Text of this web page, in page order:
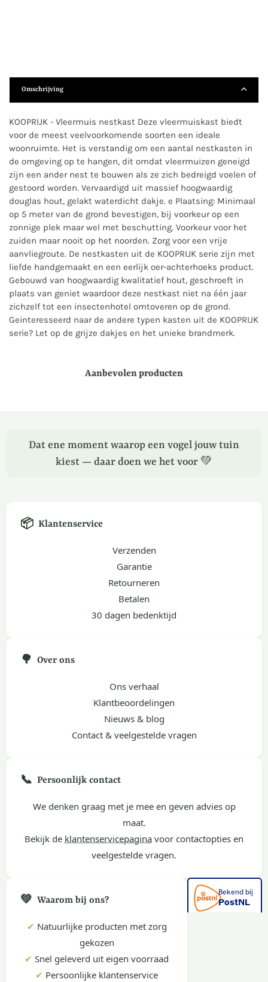
Omschrijving
KOOPRIJK - Vleermuis nestkast Deze vleermuiskast biedt
voor de meest veelvoorkomende soorten een ideale
woonruimte. Het is verstandig om een aantal nestkasten in
de omgeving op te hangen, dit omdat vleermuizen geneigd
zijn een ander nest te bouwen als ze zich bedreigd voelen of
gestoord worden. Vervaardigd uit massief hoogwaardig
douglas hout, gelakt waterdicht dakje. e Plaatsing: Minimaal
op 5 meter van de grond bevestigen, bij voorkeur op een
zonnige plek maar wel met beschutting. Voorkeur voor het
zuiden maar nooit op het noorden. Zorg voor een vrije
aanvliegroute. De nestkasten uit de KOOPRIJK serie zijn met
liefde handgemaakt en een eerlijk oer-achterhoeks product.
Gebouwd van hoogwaardig kwalitatief hout, geschroeft in
plaats van geniet waardoor deze nestkast niet na één jaar
zichzelf tot een insectenhotel omtoveren op de grond.
Geinteresseerd naar de andere typen kasten uit de KOOPRIJK
serie? Let op de grijze dakjes en het unieke brandmerk.
Aanbevolen producten
Dat ene moment waarop een vogel jouw tuin
kiest — daar doen we het voor 💚
📦 Klantenservice
Verzenden
Garantie
Retourneren
Betalen
30 dagen bedenktijd
🌳 Over ons
Ons verhaal
Klantbeoordelingen
Nieuws & blog
Contact & veelgestelde vragen
📞 Persoonlijk contact
We denken graag met je mee en geven advies op
maat.
Bekijk de klantenservicepagina voor contactopties en
veelgestelde vragen.
💚 Waarom bij ons?
✔ Natuurlijke producten met zorg
gekozen
✔ Snel geleverd uit eigen voorraad
✔ Persoonlijke klantenservice